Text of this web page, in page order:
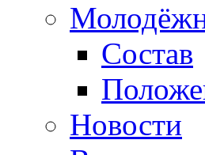
Состав
Новости